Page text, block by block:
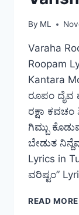
By ML
Varaha
Roopam
Kantara
ರೂಪಂ ದೈವ
ರಕ್ಷಾ
ಗಿಮ್ಬು
ಬೇಡುತ
Lyrics in
ವರಿಷ್ಟಂ”
READ MORE